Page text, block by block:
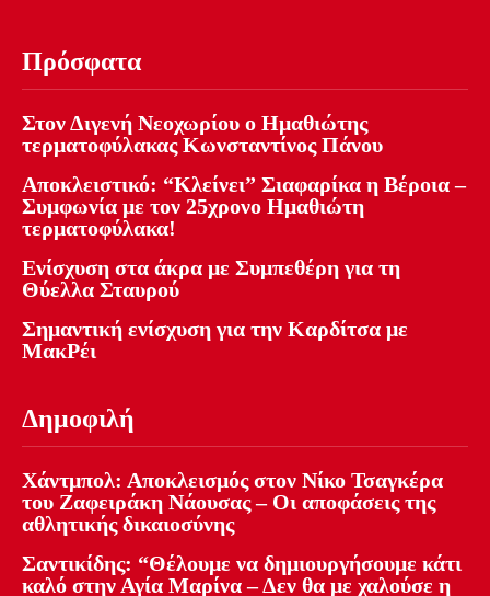
Πρόσφατα
Στον Διγενή Νεοχωρίου ο Ημαθιώτης
τερματοφύλακας Κωνσταντίνος Πάνου
Αποκλειστικό: “Κλείνει” Σιαφαρίκα η Βέροια –
Συμφωνία με τον 25χρονο Ημαθιώτη
τερματοφύλακα!
Ενίσχυση στα άκρα με Συμπεθέρη για τη
Θύελλα Σταυρού
Σημαντική ενίσχυση για την Καρδίτσα με
ΜακΡέι
Δημοφιλή
Χάντμπολ: Αποκλεισμός στον Νίκο Τσαγκέρα
του Ζαφειράκη Νάουσας – Οι αποφάσεις της
αθλητικής δικαιοσύνης
Σαντικίδης: “Θέλουμε να δημιουργήσουμε κάτι
καλό στην Αγία Μαρίνα – Δεν θα με χαλούσε η